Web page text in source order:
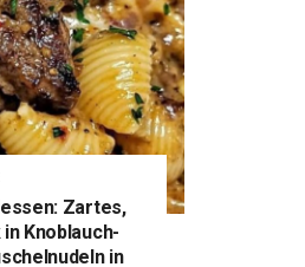
Zartes,
Knoblauch-
in